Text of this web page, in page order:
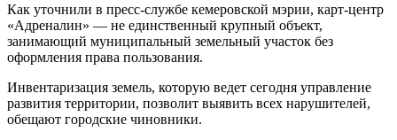
Как уточнили в пресс-службе кемеровской мэрии, карт-центр
«Адреналин» — не единственный крупный объект,
занимающий муниципальный земельный участок без
оформления права пользования.
Инвентаризация земель, которую ведет сегодня управление
развития территории, позволит выявить всех нарушителей,
обещают городские чиновники.